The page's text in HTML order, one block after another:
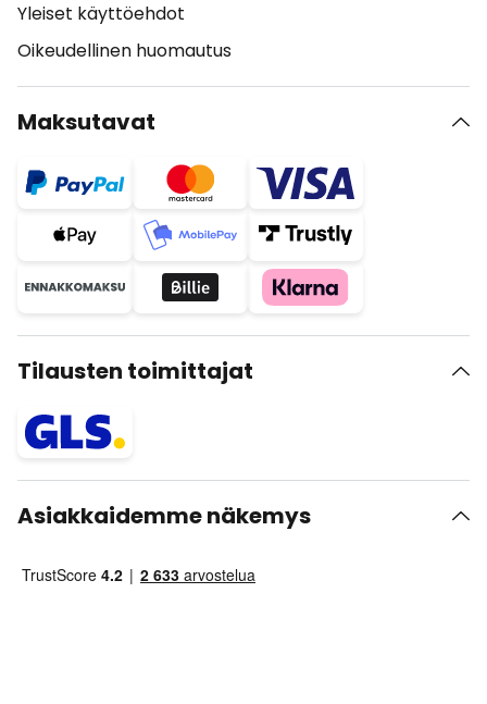
Yleiset käyttöehdot
Oikeudellinen huomautus
Maksutavat
Tilausten toimittajat
Asiakkaidemme näkemys